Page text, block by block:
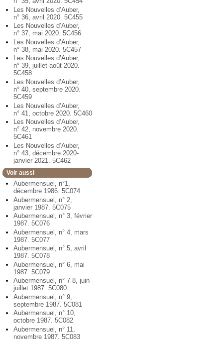
Les Nouvelles d’Auber,
n° 36, avril 2020. 5C455
Les Nouvelles d’Auber,
n° 37, mai 2020. 5C456
Les Nouvelles d’Auber,
n° 38, mai 2020. 5C457
Les Nouvelles d’Auber,
n° 39, juillet-août 2020.
5C458
Les Nouvelles d’Auber,
n° 40, septembre 2020.
5C459
Les Nouvelles d’Auber,
n° 41, octobre 2020. 5C460
Les Nouvelles d’Auber,
n° 42, novembre 2020.
5C461
Les Nouvelles d’Auber,
n° 43, décembre 2020-
janvier 2021. 5C462
Voir aussi
Aubermensuel, n°1,
décembre 1986. 5C074
Aubermensuel, n° 2,
janvier 1987. 5C075
Aubermensuel, n° 3, février
1987. 5C076
Aubermensuel, n° 4, mars
1987. 5C077
Aubermensuel, n° 5, avril
1987. 5C078
Aubermensuel, n° 6, mai
1987. 5C079
Aubermensuel, n° 7-8, juin-
juillet 1987. 5C080
Aubermensuel, n° 9,
septembre 1987. 5C081
Aubermensuel, n° 10,
octobre 1987. 5C082
Aubermensuel, n° 11,
novembre 1987. 5C083